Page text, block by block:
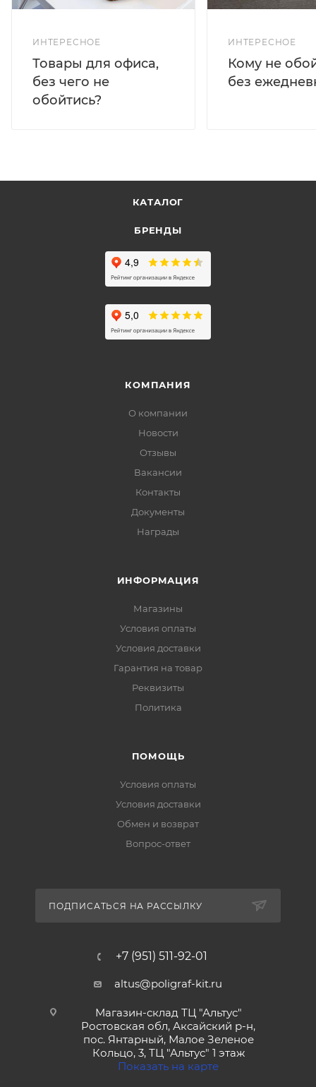
ИНТЕРЕСНОЕ
Товары для офиса,
без чего не
обойтись?
ИНТЕРЕСНОЕ
Кому не
без
КАТАЛОГ
БРЕНДЫ
КОМПАНИЯ
О компании
Новости
Отзывы
Вакансии
Контакты
Документы
Награды
ИНФОРМАЦИЯ
Магазины
Условия оплаты
Условия доставки
Гарантия на товар
Реквизиты
Политика
ПОМОЩЬ
Условия оплаты
Условия доставки
Обмен и возврат
Вопрос-ответ
ПОДПИСАТЬСЯ НА РАССЫЛКУ
+7 (951) 511-92-01
altus@poligraf-kit.ru
Магазин-склад ТЦ "Альтус"
Ростовская обл, Аксайский р-н,
пос. Янтарный, Малое Зеленое
Кольцо, 3, ТЦ "Альтус" 1 этаж
Показать на карте